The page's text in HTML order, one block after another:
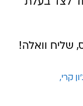
שליח וואלה!
קרי